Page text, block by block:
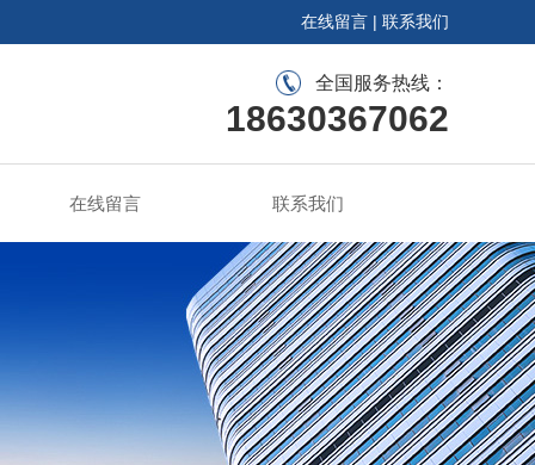
在线留言 | 联系我们
全国服务热线：
18630367062
在线留言 联系我们